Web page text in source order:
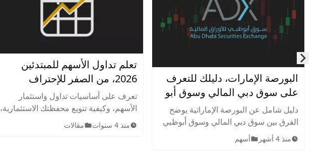
البورصة الإمارات، دليلك للتعرف
على سوق دبي المالي وسوق أبو
ظبي للأوراق المالية
دليل شامل عن البورصة الإماراتية يوضح
الفرق بين سوق دبي المالي وسوق أبوظبي
للأوراق المالية، أهم الشركات المدرجة،
الأصول المتاحة، ساعات التداول، وخطوات
منذ 4 أشهر أسهم
تعلم تداول الأسهم للمبتدئين
2026، من الصفر للإحتراف
تعرف على أساسيات تداول واستثمار
الأسهم، وكيفية تنويع محفظتك الاستثمارية،
وإدارة المخاطر بذكاء. اكتشف أهم
الاستراتيجيات والنصائح لتحقيق النجاح في
منذ 4 سنوات مقالات
Skip to next slide page